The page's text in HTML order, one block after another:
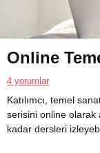
Online
4 yorumlar
Katılımcı, temel
serisini online olarak
kadar dersleri